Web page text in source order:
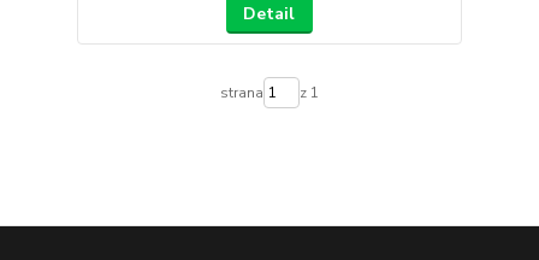
Detail
strana z 1